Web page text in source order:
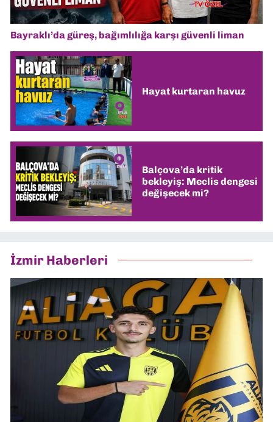
Bayraklı’da güreş, bağımlılığa karşı güvenli liman
Hayat kurtaran havuz
Balçova’da kritik
bekleyiş: Meclis dengesi
değişecek mi?
İzmir Haberleri